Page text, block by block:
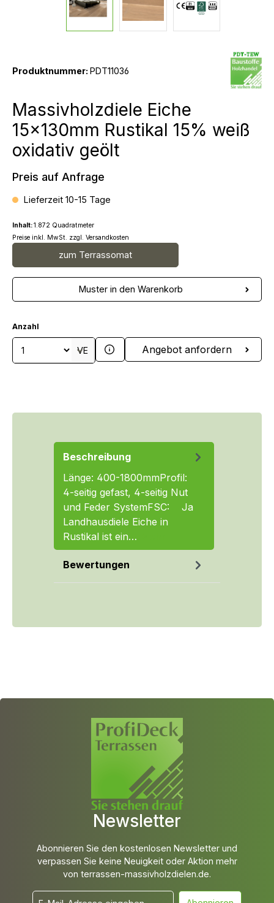
Produktnummer: PDT11036
Massivholzdiele Eiche
15x130mm Rustikal 15% weiß
oxidativ geölt
Preis auf Anfrage
Lieferzeit 10-15 Tage
Inhalt:1.872 Quadratmeter
Preise inkl. MwSt. zzgl. Versandkosten
zum Terrassomat
Muster in den Warenkorb
Anzahl
Produkt Anzahl: Gib den
VE Angebot anfordern
Beschreibung
Länge: 400-1800mmProfil:
4-seitig gefast, 4-seitig Nut
und Feder SystemFSC: Ja
Landhausdiele Eiche in
Rustikal ist ein…
Bewertungen
Newsletter
Abonnieren Sie den kostenlosen Newsletter und
verpassen Sie keine Neuigkeit oder Aktion mehr
von terrassen-massivholzdielen.de.